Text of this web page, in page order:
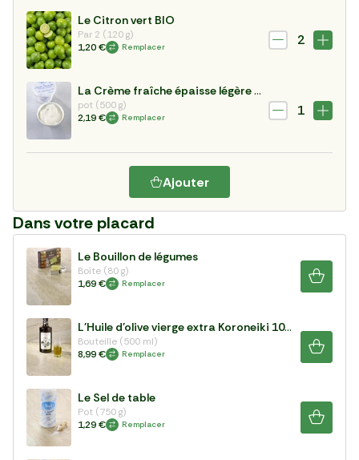
Le Citron vert BIO
Par 2 (120 g)
1,20 €
Remplacer 2
La Crème fraîche épaisse légère 15%
pot (500 g)
2,19 €
Remplacer 1
Ajouter
Dans votre placard
Le Bouillon de légumes
Boîte (80 g)
1,69 €
Remplacer
L'Huile d'olive vierge extra Koroneiki 100%
Bouteille (500 ml)
8,99 €
Remplacer
Le Sel de table
Pot (750 g)
1,29 €
Remplacer